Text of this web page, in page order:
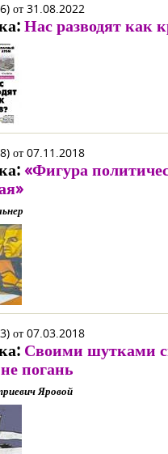
от 31.08.2022
Нас разводят как
от 07.11.2018
«Фигура
от 07.03.2018
Своими шутками
погань
Яровой